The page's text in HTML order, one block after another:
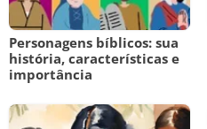
Personagens bíblicos: sua
história, características e
importância